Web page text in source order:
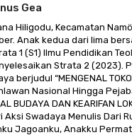
Gea
Hiligodu, Kecamatan
Anak kedua dari lima
1 (S1) Ilmu Pendidikan
Strata 2 (2023).
berjudul “MENGENAL
Nasional Hingga
BUDAYA DAN KEARIFAN
Aksi Swadaya Menulis Dari
Jagoanku, Anakku